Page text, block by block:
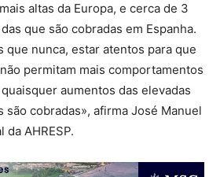
altas da Europa, e cerca de 3
que são cobradas em Espanha.
que nunca, estar atentos para que
permitam mais comportamentos
aumentos das elevadas
são cobradas», afirma José Manuel
AHRESP.